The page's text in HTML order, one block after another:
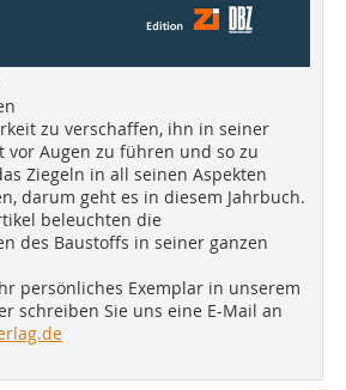
zu verschaffen, ihn in seiner
vor Augen zu führen und so zu
Ziegeln in all seinen Aspekten
darum geht es in diesem Jahrbuch.
beleuchten die
des Baustoffs in seiner ganzen
persönliches Exemplar in unserem
schreiben Sie uns eine E-Mail an